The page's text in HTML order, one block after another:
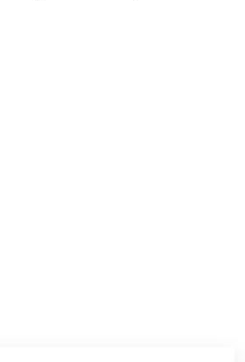
babeurre, yaourt
au chocolat, biscottes et pain
variées
brouillés, œufs au plat